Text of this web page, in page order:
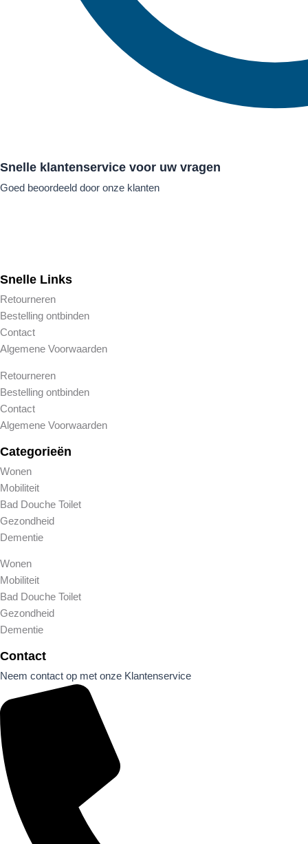
Snelle klantenservice voor uw vragen
Goed beoordeeld door onze klanten
Snelle Links
Retourneren
Bestelling ontbinden
Contact
Algemene Voorwaarden
Retourneren
Bestelling ontbinden
Contact
Algemene Voorwaarden
Categorieën
Wonen
Mobiliteit
Bad Douche Toilet
Gezondheid
Dementie
Wonen
Mobiliteit
Bad Douche Toilet
Gezondheid
Dementie
Contact
Neem contact op met onze Klantenservice